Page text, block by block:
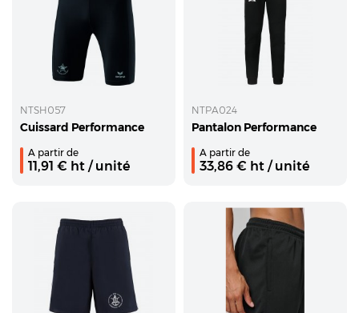
NTSH057
Cuissard Performance
A partir de
11,91 € ht / unité
NTPA024
Pantalon Performance
A partir de
33,86 € ht / unité